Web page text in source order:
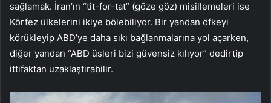
sağlamak. İran’ın “tit-for-tat” (göze göz) misillemeleri ise
Körfez ülkelerini ikiye bölebiliyor. Bir yandan öfkeyi
körükleyip ABD’ye daha sıkı bağlanmalarına yol açarken,
diğer yandan “ABD üsleri bizi güvensiz kılıyor” dedirtip
ittifaktan uzaklaştırabilir.